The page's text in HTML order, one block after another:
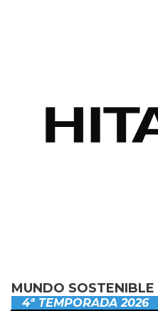
MUNDO SOSTENIBLE
4ª TEMPORADA 2026